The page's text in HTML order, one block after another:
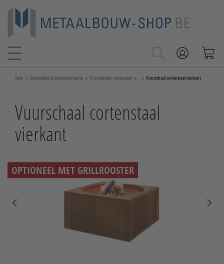
Tuin > Gartendeko & Gartenelemente > Vuurschalen cortenstaal > > Vuurschaal cortenstaal vierkant
Vuurschaal cortenstaal
vierkant
OPTIONEEL MET GRILLROOSTER